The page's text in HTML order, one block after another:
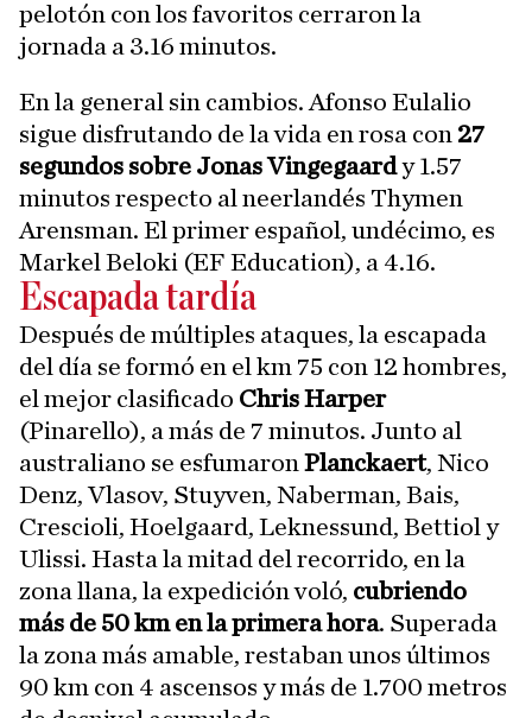
pelotón con los favoritos cerraron la
jornada a 3.16 minutos.
En la general sin cambios. Afonso Eulalio
sigue disfrutando de la vida en rosa con 27
segundos sobre Jonas Vingegaardy 1.57
minutos respecto al neerlandés Thymen
Arensman. El primer español, undécimo, es
Markel Beloki (EF Education), a 4.16.
Escapada tardía
Después de múltiples ataques, la escapada
del día se formó en el km 75 con 12 hombres,
el mejor clasificado Chris Harper
(Pinarello), a más de 7 minutos. Junto al
australiano se esfumaron Planckaert, Nico
Denz, Vlasov, Stuyven, Naberman, Bais,
Crescioli, Hoelgaard, Leknessund, Bettiol y
Ulissi. Hasta la mitad del recorrido, en la
zona llana, la expedición voló, cubriendo
más de 50 km en la primera hora. Superada
la zona más amable, restaban unos últimos
90 km con 4 ascensos y más de 1.700 metros